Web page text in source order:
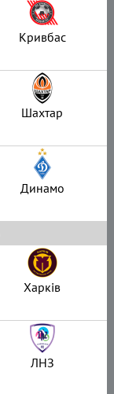
Кривбас
Шахтар
Динамо
Харків
ЛНЗ